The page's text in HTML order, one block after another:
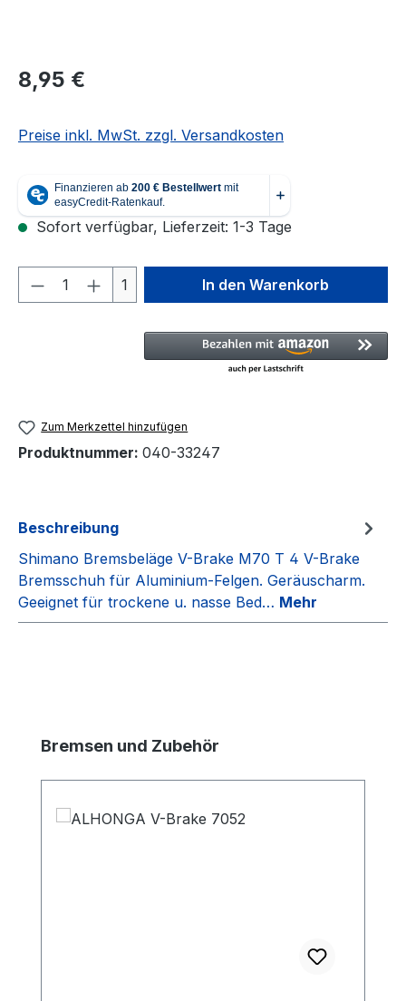
Regulärer Preis:
8,95 €
Preise inkl. MwSt. zzgl. Versandkosten
Sofort verfügbar, Lieferzeit: 1-3 Tage
Produkt Anzahl: Gib den
1 In den Warenkorb
Zum Merkzettel hinzufügen
Produktnummer: 040-33247
Beschreibung
Shimano Bremsbeläge V-Brake M70 T 4 V-Brake
Bremsschuh für Aluminium-Felgen. Geräuscharm.
Geeignet für trockene u. nasse Bed… Mehr
Produktgalerie überspringen
Bremsen und Zubehör